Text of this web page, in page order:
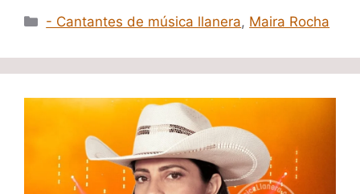
Categorías
- Cantantes de música llanera, Maira Rocha